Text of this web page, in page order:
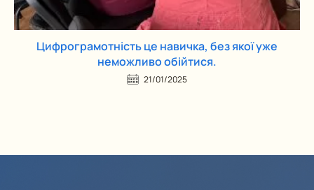
Цифрограмотність це навичка, без якої уже
неможливо обійтися.
21/01/2025